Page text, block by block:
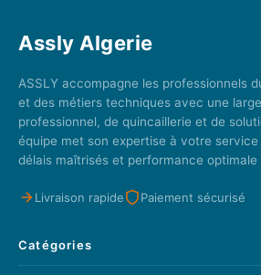
Assly Algerie
ASSLY accompagne les professionnels
et des métiers techniques avec une
professionnel, de quincaillerie et de
équipe met son expertise à votre
délais maîtrisés et performance
Livraison rapide Paiement sécurisé
Catégories